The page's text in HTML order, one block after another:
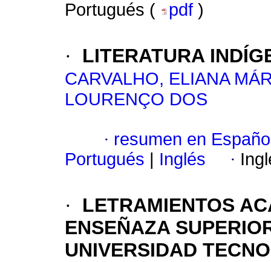
Portugués (
pdf )
· LITERATURA
CARVALHO, ELIANA
LOURENÇO DOS
· resumen en
Portugués
Inglés ·
·
LETRAMIENTOS
ENSEÑAZA
UNIVERSIDAD